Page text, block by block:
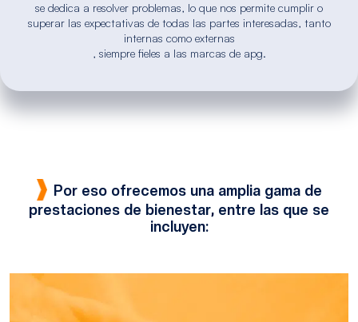
se dedica a resolver problemas, lo que nos permite cumplir o
superar las expectativas de todas las partes interesadas, tanto
internas como externas
, siempre fieles a las marcas de apg.
Por eso ofrecemos una amplia gama de
prestaciones de bienestar, entre las que se
incluyen: